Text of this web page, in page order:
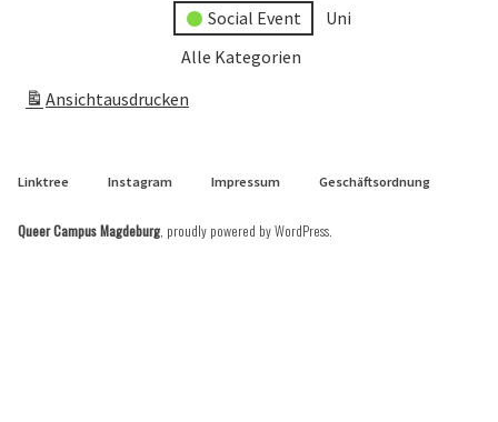
Social Event
Uni
Alle Kategorien
Ansichtausdrucken
Linktree Instagram Impressum Geschäftsordnung
Queer Campus Magdeburg, proudly powered by WordPress.